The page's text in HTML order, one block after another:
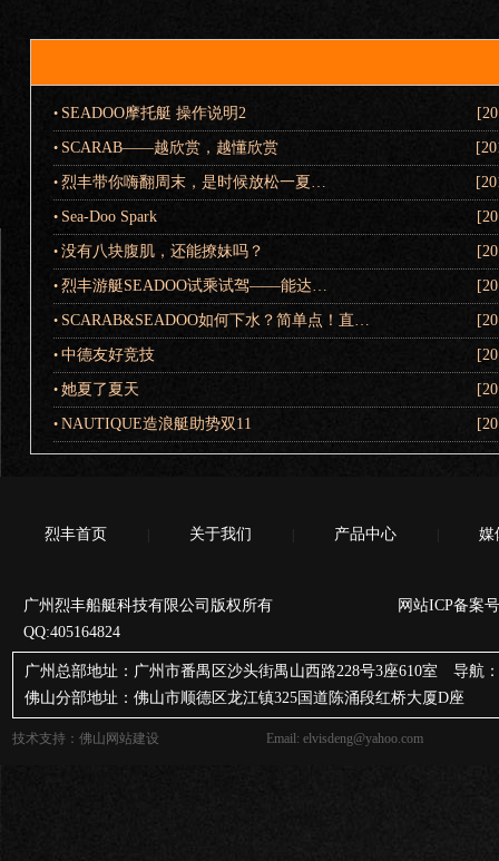
• SEADOO摩托艇 操作说明2
• SCARAB——越欣赏，越懂欣赏
• 烈丰带你嗨翻周末，是时候放松一夏…
• Sea-Doo Spark
• 没有八块腹肌，还能撩妹吗？
• 烈丰游艇SEADOO试乘试驾——能达…
• SCARAB&SEADOO如何下水？简单点！直…
• 中德友好竞技
• 她夏了夏天
• NAUTIQUE造浪艇助势双11
烈丰首页 关于我们 产品中心 媒
广州烈丰船艇科技有限公司版权所有 网站ICP备案号
QQ:405164824
广州总部地址：广州市番禺区沙头街禺山西路228号3座610室 导航
佛山分部地址：佛山市顺德区龙江镇325国道陈涌段红桥大厦D座
技术支持： 佛山网站建设 Email: elvisdeng@yahoo.com